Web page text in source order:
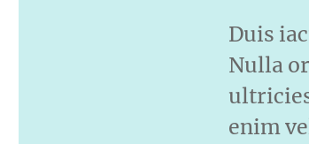
Duis
Nulla
enim